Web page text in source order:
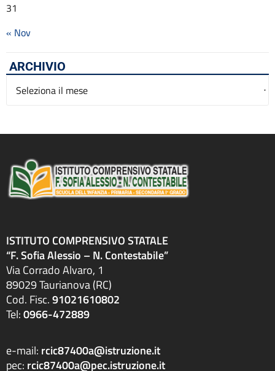
31
« Nov
ARCHIVIO
Archivio
ISTITUTO COMPRENSIVO STATALE
“F. Sofia Alessio – N. Contestabile”
Via Corrado Alvaro, 1
89029 Taurianova (RC)
Cod. Fisc.91021610802
Tel:0966-472889
e-mail: rcic87400a@istruzione.it
pec: rcic87400a@pec.istruzione.it